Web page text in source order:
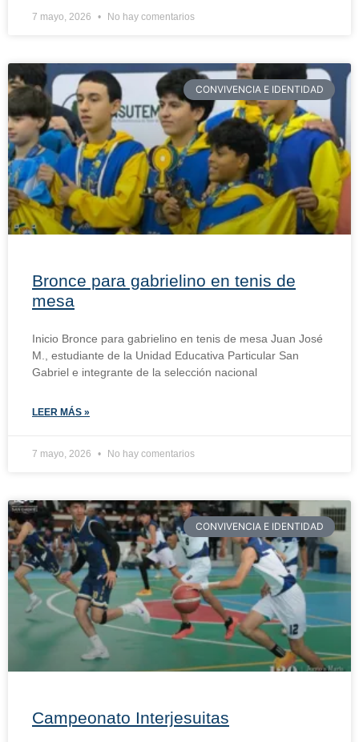
7 mayo, 2026 No hay comentarios
CONVIVENCIA E IDENTIDAD
Bronce para gabrielino en tenis de
mesa
Inicio Bronce para gabrielino en tenis de mesa Juan José
M., estudiante de la Unidad Educativa Particular San
Gabriel e integrante de la selección nacional
LEER MÁS »
7 mayo, 2026 No hay comentarios
CONVIVENCIA E IDENTIDAD
Campeonato Interjesuitas